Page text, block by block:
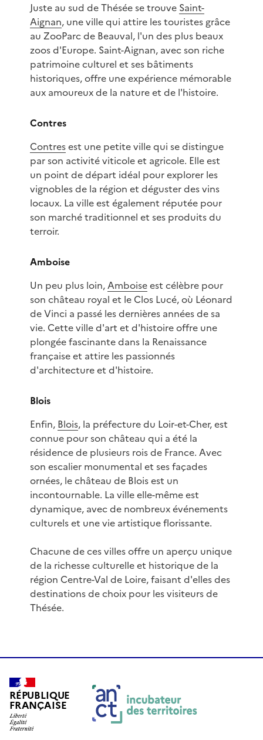
Juste au sud de Thésée se trouve Saint-
Aignan, une ville qui attire les touristes grâce
au ZooParc de Beauval, l'un des plus beaux
zoos d'Europe. Saint-Aignan, avec son riche
patrimoine culturel et ses bâtiments
historiques, offre une expérience mémorable
aux amoureux de la nature et de l'histoire.
Contres
Contresest une petite ville qui se distingue
par son activité viticole et agricole. Elle est
un point de départ idéal pour explorer les
vignobles de la région et déguster des vins
locaux. La ville est également réputée pour
son marché traditionnel et ses produits du
terroir.
Amboise
Un peu plus loin,Amboiseest célèbre pour
son château royal et le Clos Lucé, où Léonard
de Vinci a passé les dernières années de sa
vie. Cette ville d'art et d'histoire offre une
plongée fascinante dans la Renaissance
française et attire les passionnés
d'architecture et d'histoire.
Blois
Enfin, Blois, la préfecture du Loir-et-Cher, est
connue pour son château qui a été la
résidence de plusieurs rois de France. Avec
son escalier monumental et ses façades
ornées, le château de Blois est un
incontournable. La ville elle-même est
dynamique, avec de nombreux événements
culturels et une vie artistique florissante.
Chacune de ces villes offre un aperçu unique
de la richesse culturelle et historique de la
région Centre-Val de Loire, faisant d'elles des
destinations de choix pour les visiteurs de
Thésée.
RÉPUBLIQUE
FRANÇAISE